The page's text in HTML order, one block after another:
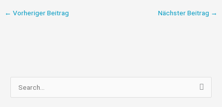
← Vorheriger Beitrag Nächster Beitrag →
u